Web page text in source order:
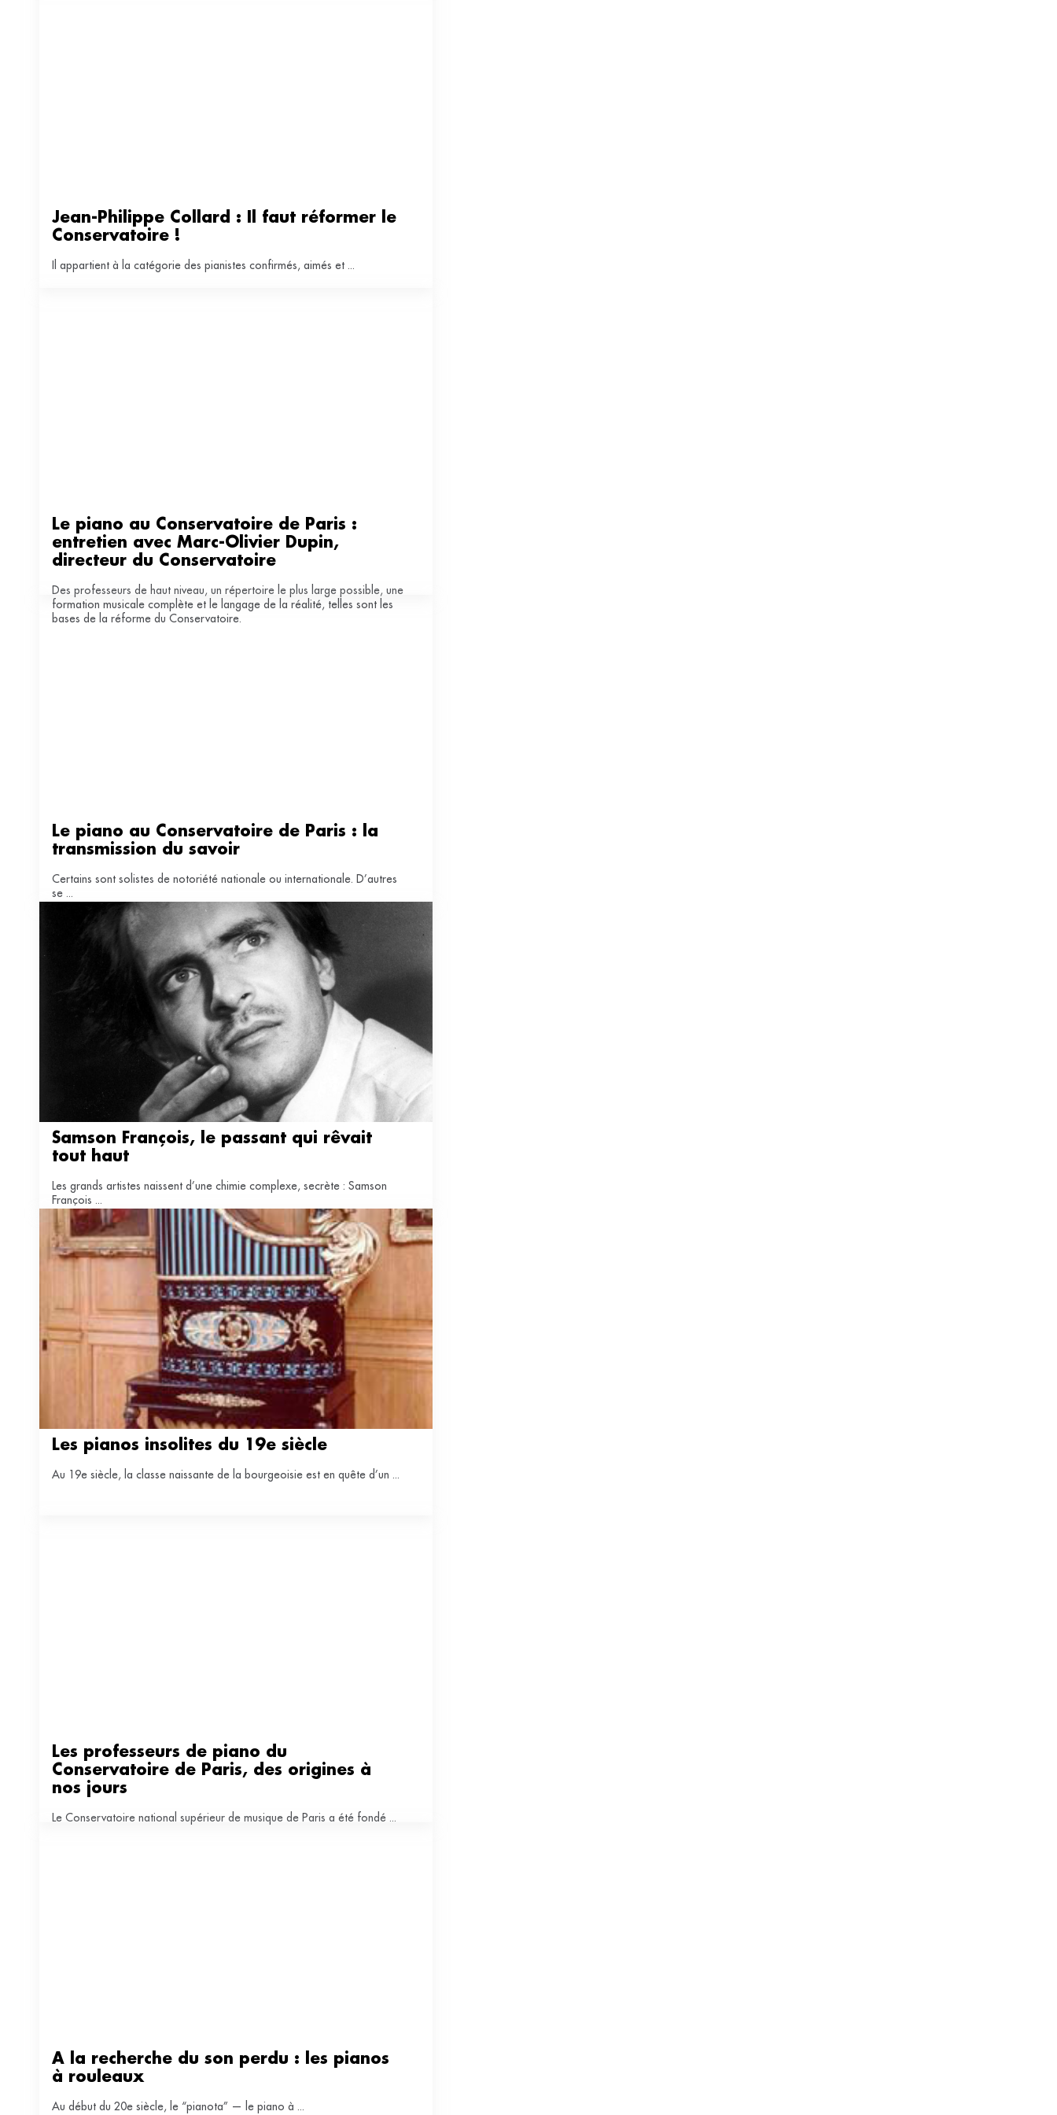
Jean-Philippe Collard : Il faut réformer le
Conservatoire !
Il appartient à la catégorie des pianistes confirmés, aimés et ...
Le piano au Conservatoire de Paris :
entretien avec Marc-Olivier Dupin,
directeur du Conservatoire
Des professeurs de haut niveau, un répertoire le plus large possible, une
formation musicale complète et le langage de la réalité, telles sont les
bases de la réforme du Conservatoire.
Le piano au Conservatoire de Paris : la
transmission du savoir
Certains sont solistes de notoriété nationale ou internationale. D’autres
se ...
Samson François, le passant qui rêvait
tout haut
Les grands artistes naissent d’une chimie complexe, secrète : Samson
François ...
Les pianos insolites du 19e siècle
Au 19e siècle, la classe naissante de la bourgeoisie est en quête d’un ...
Les professeurs de piano du
Conservatoire de Paris, des origines à
nos jours
Le Conservatoire national supérieur de musique de Paris a été fondé ...
A la recherche du son perdu : les pianos
à rouleaux
Au début du 20e siècle, le “pianota” — le piano à ...